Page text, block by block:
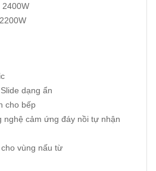
2400W
dạng ẩn
cho bếp
nghệ cảm ứng đáy nồi tự nhận
vùng nấu từ